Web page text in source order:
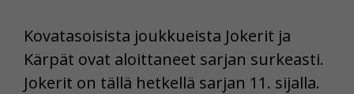
Kovatasoisista joukkueista Jokerit ja
Kärpät ovat aloittaneet sarjan surkeasti.
Jokerit on tällä hetkellä sarjan 11. sijalla.